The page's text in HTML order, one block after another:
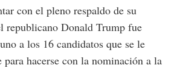
con el pleno respaldo de su
republicano Donald Trump fue
a los 16 candidatos que se le
para hacerse con la nominación a la